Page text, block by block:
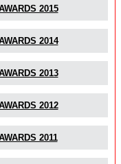
2015
2014
2013
2012
2011